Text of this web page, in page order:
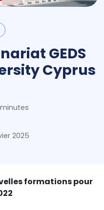
GEDS
Cyprus
2025
formations pour